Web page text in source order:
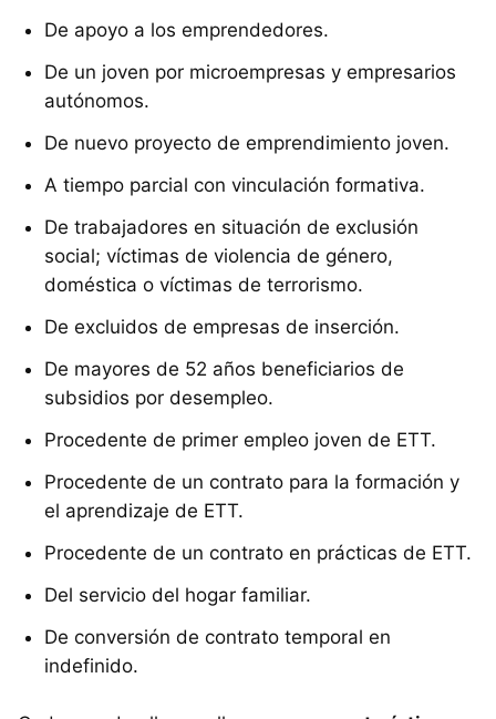
De apoyo a los emprendedores.
De un joven por microempresas y empresarios
autónomos.
De nuevo proyecto de emprendimiento joven.
A tiempo parcial con vinculación formativa.
De trabajadores en situación de exclusión
social; víctimas de violencia de género,
doméstica o víctimas de terrorismo.
De excluidos de empresas de inserción.
De mayores de 52 años beneficiarios de
subsidios por desempleo.
Procedente de primer empleo joven de ETT.
Procedente de un contrato para la formación y
el aprendizaje de ETT.
Procedente de un contrato en prácticas de ETT.
Del servicio del hogar familiar.
De conversión de contrato temporal en
indefinido.